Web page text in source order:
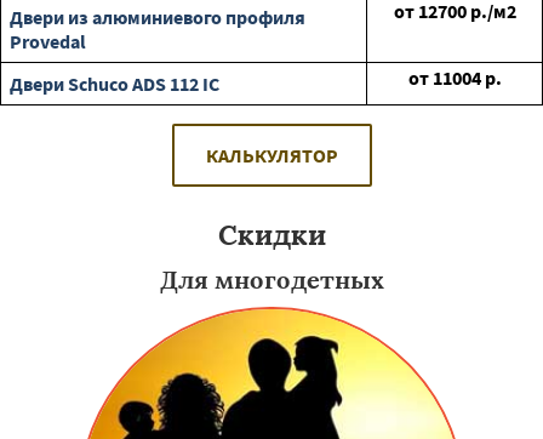
Двери из алюминиевого профиля
Provedal
от 12700 р./м2
Двери Schuco ADS 112 IC от 11004 р.
КАЛЬКУЛЯТОР
Скидки
Для многодетных